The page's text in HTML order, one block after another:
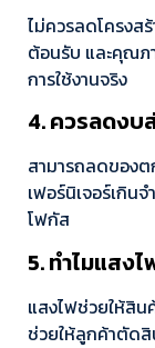
ไม่ควรลดโครงส
ต้อนรับ และคุณ
การใช้งานจริง
4. ควรลดงบ
สามารถลดของ
เฟอร์นิเจอร์เกิน
โฟกัส
5. ทำไมแสง
แสงไฟช่วยให้สิน
ช่วยให้ลูกค้าตัดสิ